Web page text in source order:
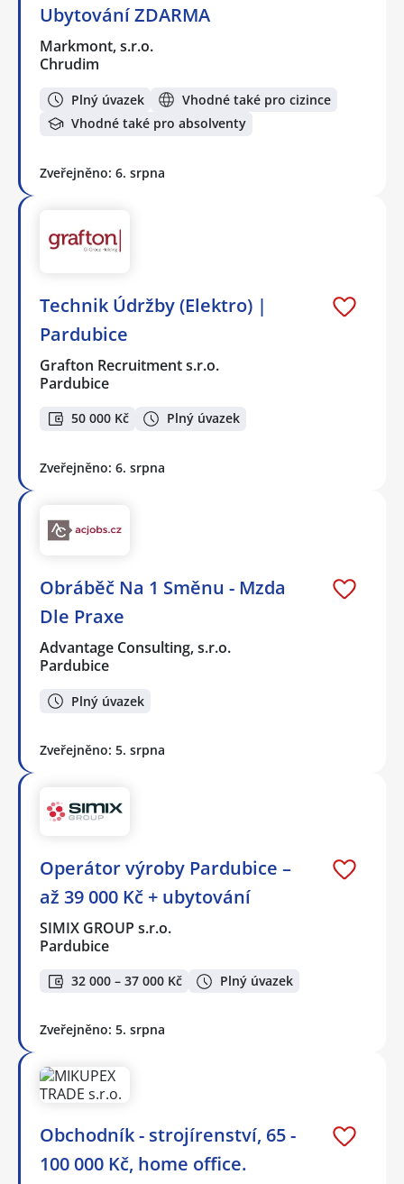
Ubytování ZDARMA
Markmont, s.r.o.
Chrudim
Plný úvazek
Vhodné také pro cizince
Vhodné také pro absolventy
Zveřejněno: 6. srpna
Technik Údržby (Elektro) |
Pardubice
Grafton Recruitment s.r.o.
Pardubice
50 000 Kč Plný úvazek
Zveřejněno: 6. srpna
Obráběč Na 1 Směnu - Mzda
Dle Praxe
Advantage Consulting, s.r.o.
Pardubice
Plný úvazek
Zveřejněno: 5. srpna
Operátor výroby Pardubice –
až 39 000 Kč + ubytování
SIMIX GROUP s.r.o.
Pardubice
32 000 – 37 000 Kč Plný úvazek
Zveřejněno: 5. srpna
Obchodník - strojírenství, 65 -
100 000 Kč, home office.